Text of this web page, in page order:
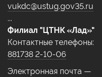
vukdc@ustug.gov35.ru
...
Филиал "ЦТНК «Лад»"
Контактные телефоны:
881738 2-10-06
Электронная почта —